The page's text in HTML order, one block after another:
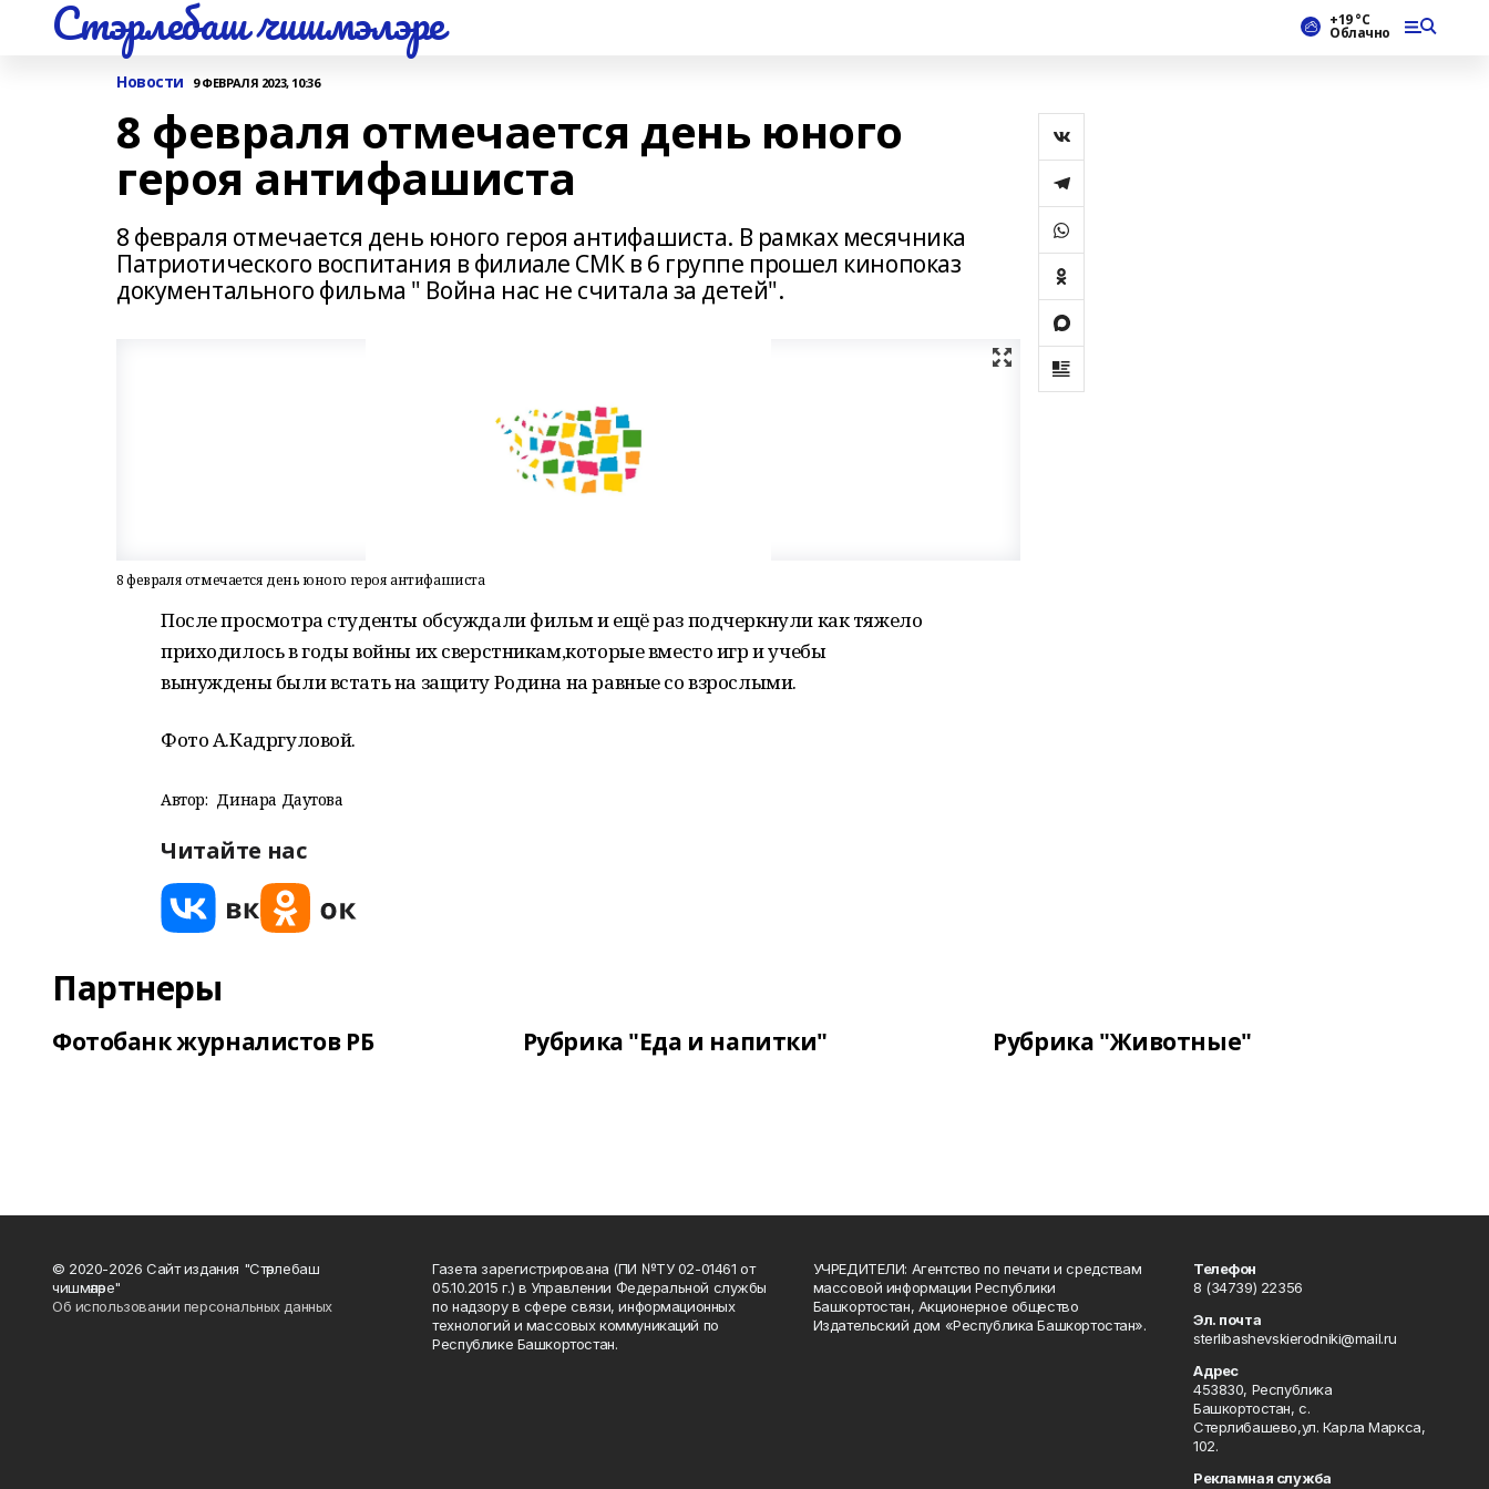
Стэрлебаш чишмэлэре +19 °С
Облачно
Новости 9 ФЕВРАЛЯ 2023, 10:36
8 февраля отмечается день юного
героя антифашиста
8 февраля отмечается день юного героя антифашиста. В рамках месячника
Патриотического воспитания в филиале СМК в 6 группе прошел кинопоказ
документального фильма " Война нас не считала за детей".
8 февраля отмечается день юного героя антифашиста
После просмотра студенты обсуждали фильм и ещё раз подчеркнули как тяжело
приходилось в годы войны их сверстникам,которые вместо игр и учебы
вынуждены были встать на защиту Родина на равные со взрослыми.
Фото А.Кадргуловой.
Автор: Динара Даутова
Читайте нас
Партнеры
Фотобанк журналистов РБ Рубрика "Еда и напитки" Рубрика "Животные"
© 2020-2026 Сайт издания "Стәрлебаш
чишмәләре"
Об использовании персональных данных
Газета зарегистрирована (ПИ №ТУ 02-01461 от
05.10.2015 г.) в Управлении Федеральной службы
по надзору в сфере связи, информационных
технологий и массовых коммуникаций по
Республике Башкортостан.
УЧРЕДИТЕЛИ: Агентство по печати и средствам
массовой информации Республики
Башкортостан, Акционерное общество
Издательский дом «Республика Башкортостан».
Телефон
8 (34739) 22356
Эл. почта
sterlibashevskierodniki@mail.ru
Адрес
453830, Республика
Башкортостан, c.
Стерлибашево,ул. Карла Маркса,
102.
Рекламная служба